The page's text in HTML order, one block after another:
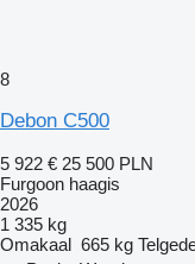
8
Debon C500
5 922 € 25 500 PLN
Furgoon haagis
2026
1 335 kg
Omakaal 665 kg